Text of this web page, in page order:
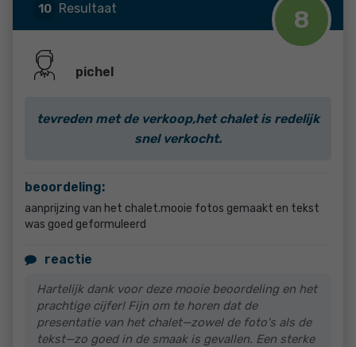
8
10 Resultaat
pichel
tevreden met de verkoop,het chalet is redelijk
snel verkocht.
beoordeling:
aanprijzing van het chalet.mooie fotos gemaakt en tekst
was goed geformuleerd
reactie
Hartelijk dank voor deze mooie beoordeling en het
prachtige cijfer! Fijn om te horen dat de
presentatie van het chalet—zowel de foto's als de
tekst—zo goed in de smaak is gevallen. Een sterke